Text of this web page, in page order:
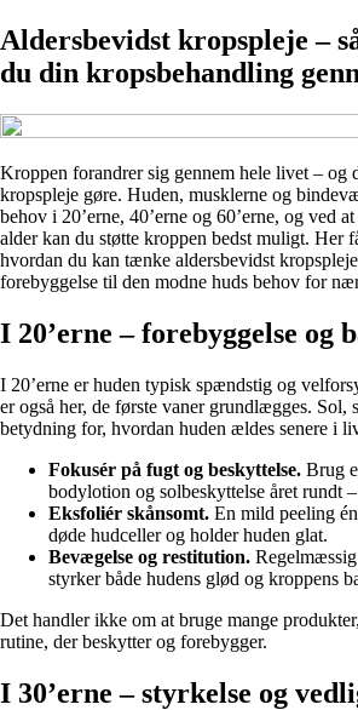
Aldersbevidst kropspleje –
du din kropsbehandling
Kroppen forandrer sig gennem hele livet – og
kropspleje gøre. Huden, musklerne og
behov i 20’erne, 40’erne og 60’erne, og ved
alder kan du støtte kroppen bedst muligt. Her
hvordan du kan tænke aldersbevidst
forebyggelse til den modne huds behov for
I 20’erne – forebyggelse og
I 20’erne er huden typisk spændstig og
er også her, de første vaner grundlægges. Sol,
betydning for, hvordan huden ældes senere i
Fokusér på fugt og beskyttelse. Brug
bodylotion og solbeskyttelse året rundt
Eksfoliér skånsomt. En mild peeling
døde hudceller og holder huden glat.
Bevægelse og restitution.
styrker både hudens glød og kroppens
Det handler ikke om at bruge mange
rutine, der beskytter og forebygger.
I 30’erne – styrkelse og